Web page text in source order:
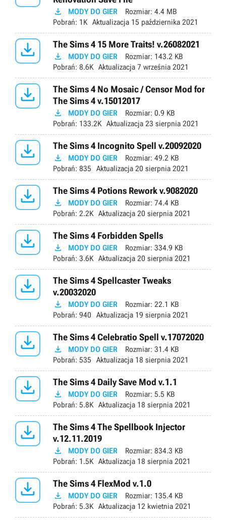
 MODY DO GIER Rozmiar: 4.4 MB
Pobrań: 1K Aktualizacja 15 października 2021
 The Sims 4 15 More Traits! v.26082021
 MODY DO GIER Rozmiar: 143.2 KB
Pobrań: 8.6K Aktualizacja 7 września 2021

The Sims 4 No Mosaic / Censor Mod for
The Sims 4 v.15012017
 MODY DO GIER Rozmiar: 0.9 KB
Pobrań: 133.2K Aktualizacja 23 sierpnia 2021
 The Sims 4 Incognito Spell v.20092020
 MODY DO GIER Rozmiar: 49.2 KB
Pobrań: 835 Aktualizacja 20 sierpnia 2021
 The Sims 4 Potions Rework v.9082020
 MODY DO GIER Rozmiar: 74.4 KB
Pobrań: 2.2K Aktualizacja 20 sierpnia 2021
 The Sims 4 Forbidden Spells
 MODY DO GIER Rozmiar: 334.9 KB
Pobrań: 3.6K Aktualizacja 20 sierpnia 2021

The Sims 4 Spellcaster Tweaks
v.20032020
 MODY DO GIER Rozmiar: 22.1 KB
Pobrań: 940 Aktualizacja 19 sierpnia 2021
 The Sims 4 Celebratio Spell v.17072020
 MODY DO GIER Rozmiar: 31.4 KB
Pobrań: 535 Aktualizacja 18 sierpnia 2021
 The Sims 4 Daily Save Mod v.1.1
 MODY DO GIER Rozmiar: 5.5 KB
Pobrań: 5.8K Aktualizacja 18 sierpnia 2021

The Sims 4 The Spellbook Injector
v.12.11.2019
 MODY DO GIER Rozmiar: 834.3 KB
Pobrań: 1.5K Aktualizacja 18 sierpnia 2021
 The Sims 4 FlexMod v.1.0
 MODY DO GIER Rozmiar: 135.4 KB
Pobrań: 5.3K Aktualizacja 12 kwietnia 2021